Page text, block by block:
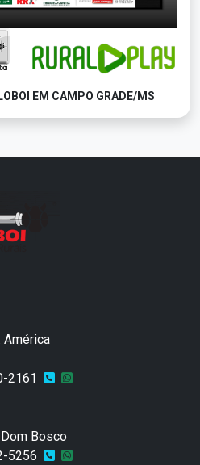
EM CAMPO GRADE/MS
América
2161
Bosco
5256